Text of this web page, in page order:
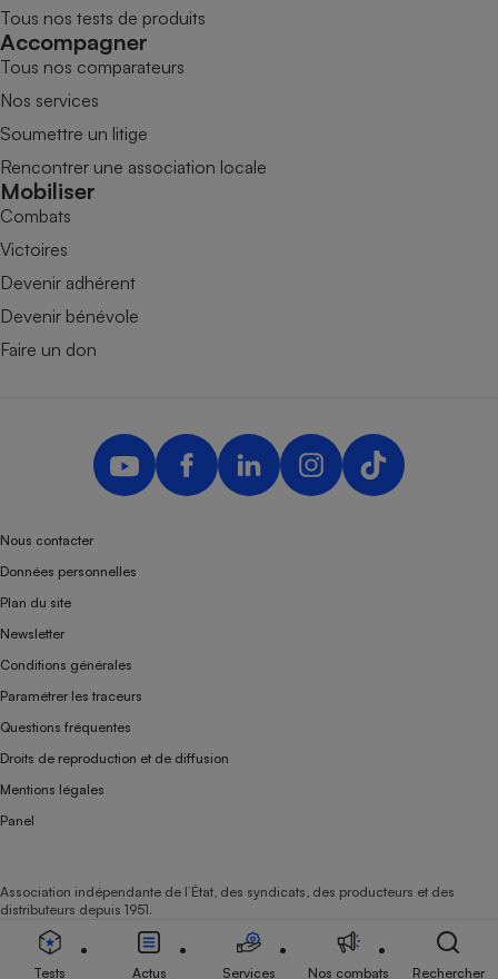
Tous nos tests de produits
Accompagner
Tous nos comparateurs
Nos services
Soumettre un litige
Rencontrer une association locale
Mobiliser
Combats
Victoires
Devenir adhérent
Devenir bénévole
Faire un don
Nous contacter
Données personnelles
Plan du site
Newsletter
Conditions générales
Paramétrer les traceurs
Questions fréquentes
Droits de reproduction et de diffusion
Mentions légales
Panel
Association indépendante de l’État, des syndicats, des producteurs et des
distributeurs depuis 1951.
Tests Actus Services Nos combats Rechercher